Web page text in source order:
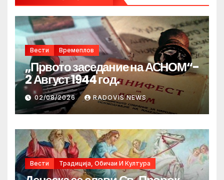
Вести Времеплов
„Првото заседание на АСНОМ“-
2 Август 1944 год.
02/08/2026 RADOVIS NEWS
Вести Традиција, Обичаи И Култура